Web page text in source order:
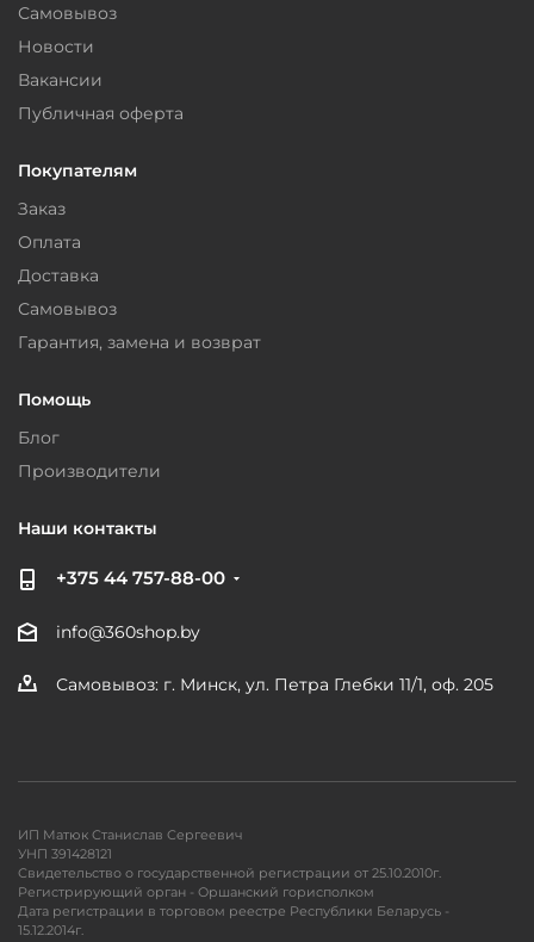
Самовывоз
Новости
Вакансии
Публичная оферта
Покупателям
Заказ
Оплата
Доставка
Самовывоз
Гарантия, замена и возврат
Помощь
Блог
Производители
Наши контакты
+375 44 757-88-00
info@360shop.by
Самовывоз: г. Минск, ул. Петра Глебки 11/1, оф. 205
ИП Матюк Станислав Сергеевич
УНП 391428121
Свидетельство о государственной регистрации от 25.10.2010г.
Регистрирующий орган - Оршанский горисполком
Дата регистрации в торговом реестре Республики Беларусь -
15.12.2014г.